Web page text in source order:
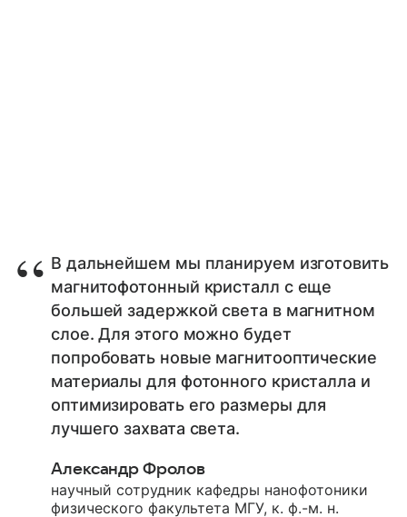
В дальнейшем мы планируем изготовить
магнитофотонный кристалл с еще
большей задержкой света в магнитном
слое. Для этого можно будет
попробовать новые магнитооптические
материалы для фотонного кристалла и
оптимизировать его размеры для
лучшего захвата света.
Александр Фролов
научный сотрудник кафедры нанофотоники
физического факультета МГУ, к. ф.-м. н.